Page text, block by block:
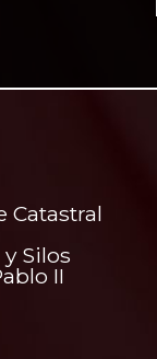
Catastral
Silos
II